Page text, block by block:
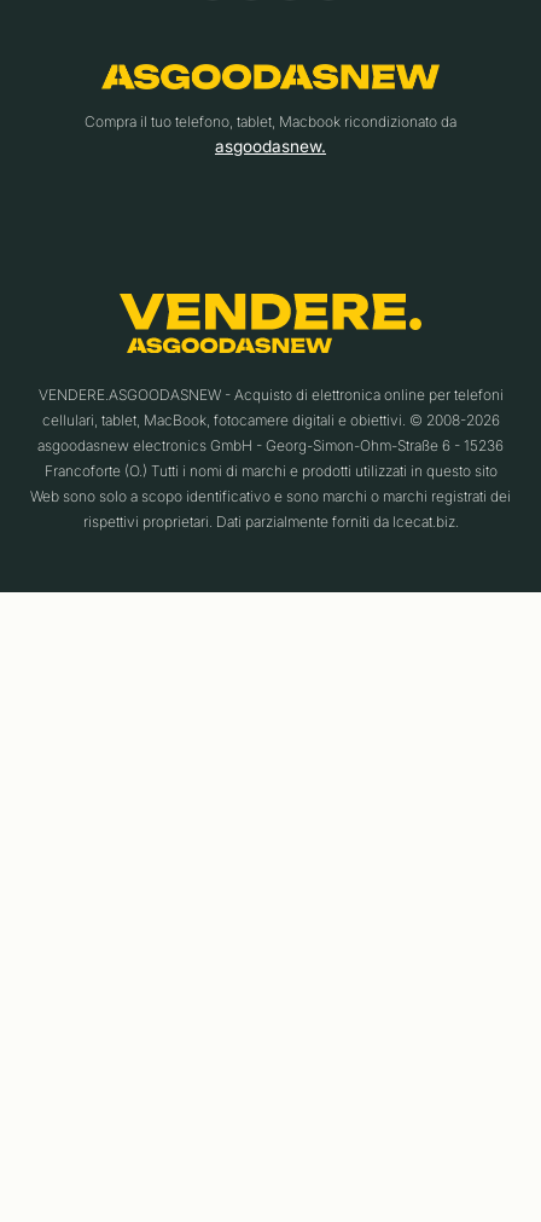
Compra il tuo telefono, tablet, Macbook ricondizionato da
asgoodasnew.
VENDERE.ASGOODASNEW - Acquisto di elettronica online per telefoni
cellulari, tablet, MacBook, fotocamere digitali e obiettivi. © 2008-2026
asgoodasnew electronics GmbH - Georg-Simon-Ohm-Straße 6 - 15236
Francoforte (O.) Tutti i nomi di marchi e prodotti utilizzati in questo sito
Web sono solo a scopo identificativo e sono marchi o marchi registrati dei
rispettivi proprietari. Dati parzialmente forniti da Icecat.biz.